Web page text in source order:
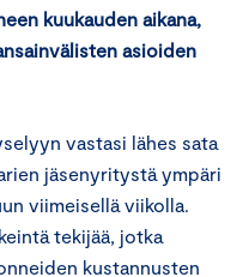
kuukauden aikana,
asioiden
vastasi lähes sata
jäsenyritystä ympäri
viimeisellä viikolla.
tekijää, jotka
kustannusten